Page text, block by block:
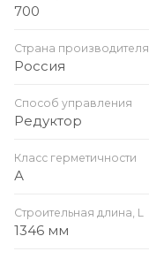
700
Страна производителя
Россия
Способ управления
Редуктор
Класс герметичности
А
Строительная длина, L
1346 мм